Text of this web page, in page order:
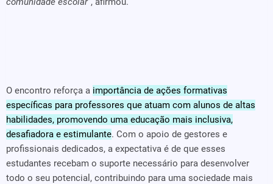
O encontro reforça a importância de ações formativas
específicas para professores que atuam com alunos de altas
habilidades, promovendo uma educação mais inclusiva,
desafiadora e estimulante. Com o apoio de gestores e
profissionais dedicados, a expectativa é de que esses
estudantes recebam o suporte necessário para desenvolver
todo o seu potencial, contribuindo para uma sociedade mais